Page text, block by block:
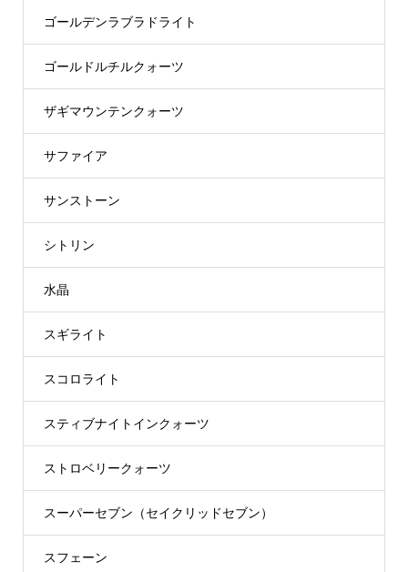
ゴールデンラブラドライト
ゴールドルチルクォーツ
ザギマウンテンクォーツ
サファイア
サンストーン
シトリン
水晶
スギライト
スコロライト
スティブナイトインクォーツ
ストロベリークォーツ
スーパーセブン（セイクリッドセブン）
スフェーン